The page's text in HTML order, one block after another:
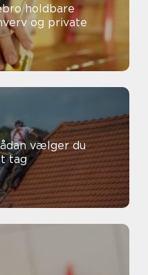
og private
vælger du
tag